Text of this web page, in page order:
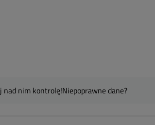
nad nim kontrolę!Niepoprawne dane?